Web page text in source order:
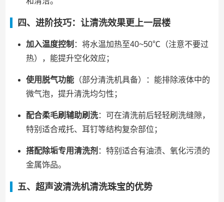
四、进阶技巧：让清洗效果更上一层楼
加入温度控制 ：将水温加热至40~50℃（注意不要过
热），能提升空化效应；
使用脱气功能（部分清洗机具备）：能排除液体中的
微气泡，提升清洗均匀性；
配合柔毛刷辅助刷洗：可在清洗前后轻轻刷洗缝隙，
特别适合戒托、耳钉等结构复杂部位；
搭配除垢专用清洗剂 ：特别适合有油渍、氧化污渍的
金属饰品。
五、超声波清洗机清洗珠宝的优势